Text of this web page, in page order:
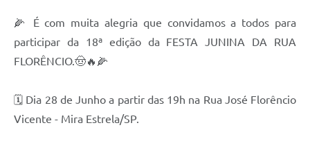
🌽 É com muita alegria que convidamos a todos para
participar da 18ª edição da FESTA JUNINA DA RUA
FLORÊNCIO.🤠🔥🌽
🗓 Dia 28 de Junho a partir das 19h na Rua José Florêncio
Vicente - Mira Estrela/SP.